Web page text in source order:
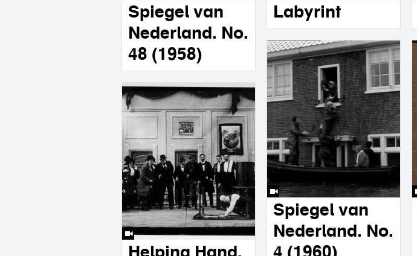
Spiegel van
Nederland. No.
48 (1958)
Labyrint
Spiegel van
Nederland. No.